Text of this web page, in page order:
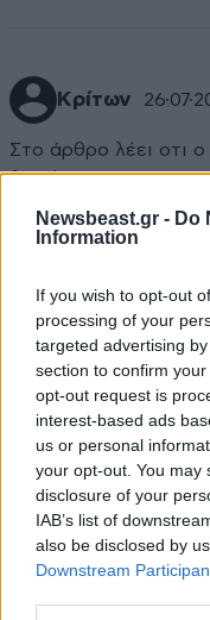
Newsbeast.gr - Do
Information
If you wish to opt-out
processing of your
targeted advertising
section to confirm
opt-out request is
interest-based ads
us or personal
your opt-out. You may
disclosure of your
IAB’s list of
also be disclosed by
Downstream
Κρίτων
Στο άρθρο λέει οτι
for the Queen's
κάτι τέτοιο.
πηγές του ο
Απαντήστε
Nikilkha
Ανέκαθεν οι Άγγλοι
εγκληματίες
.Για να
ιθαγενείς της
σκλάβοι της